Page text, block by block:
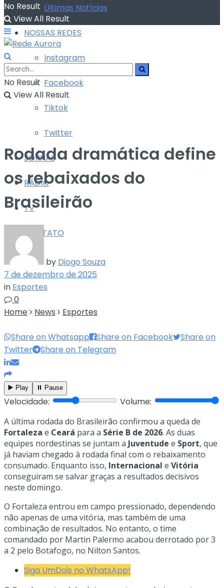
Últimas Notícias
NOSSAS REDES
Instagram
Facebook
Tiktok
Twitter
JORNAL
RÁDIO
TV
CONTATO
No Result
View All Result
No Result
View All Result
Rodada dramática define
os rebaixados do
Brasileirão
by Diogo Souza
7 de dezembro de 2025
in Esportes
0
Home
News Esportes
Share on Whatsapp Share on Facebook
Share on
Twitter
Share on Telegram
▶️ Play ⏸️ Pause
Velocidade: Volume:
A última rodada do Brasileirão confirmou a queda de
Fortaleza e Ceará para a Série B de 2026. As duas
equipes nordestinas se juntam a Juventude e Sport, que
já haviam chegado à rodada final com o rebaixamento
consumado. Enquanto isso, Internacional e Vitória
conseguiram se salvar graças a resultados decisivos
neste domingo.
O Fortaleza entrou em campo pressionado, dependendo
não apenas de uma vitória, mas também de uma
combinação de resultados. No entanto, o time
comandado por Martin Palermo acabou derrotado por 3
a 2 pelo Botafogo, no Nilton Santos.
Siga UmDois no WhatsApp!